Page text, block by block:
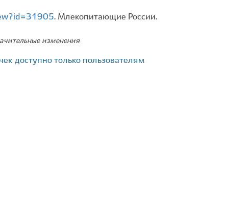
. Млекопитающие России.
изменения
доступно только пользователям